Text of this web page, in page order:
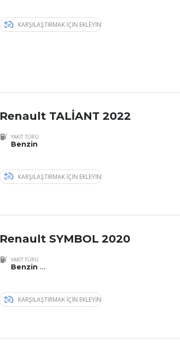
KARŞILAŞTIRMAK IÇIN EKLEYIN
Renault TALİANT 2022
YAKIT TÜRÜ
Benzin
KARŞILAŞTIRMAK IÇIN EKLEYIN
Renault SYMBOL 2020
YAKIT TÜRÜ
Benzin ...
KARŞILAŞTIRMAK IÇIN EKLEYIN